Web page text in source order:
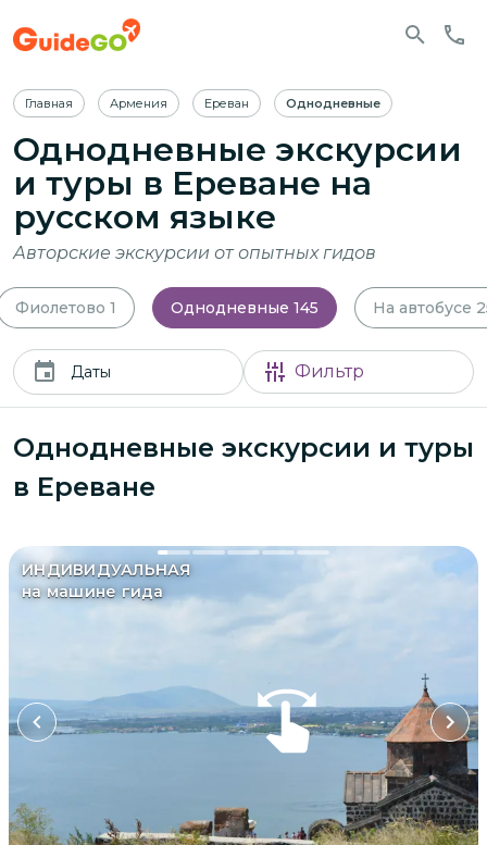
Главная Армения Ереван Однодневные
Однодневные экскурсии
и туры в Ереване на
русском языке
Авторские экскурсии от опытных гидов
Фиолетово 1 Однодневные 145 На автобусе
Даты Фильтр
Однодневные экскурсии и туры
в Ереване
ИНДИВИДУАЛЬНАЯ
на машине гида